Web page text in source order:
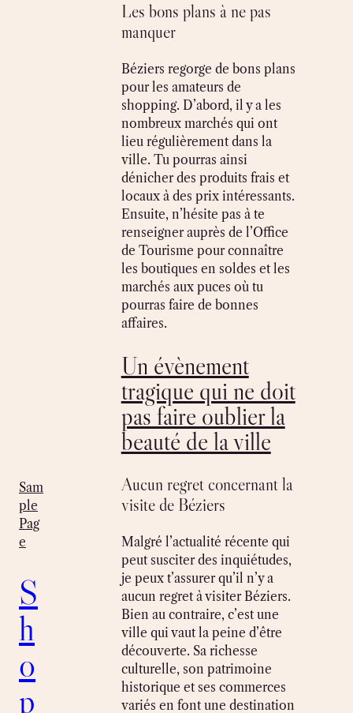
Sam
ple
Pag
e
S
h
o
p
Les bons plans à ne pas
manquer
Béziers regorge de bons plans
pour les amateurs de
shopping. D’abord, il y a les
nombreux marchés qui ont
lieu régulièrement dans la
ville. Tu pourras ainsi
dénicher des produits frais et
locaux à des prix intéressants.
Ensuite, n’hésite pas à te
renseigner auprès de l’Office
de Tourisme pour connaître
les boutiques en soldes et les
marchés aux puces où tu
pourras faire de bonnes
affaires.
Un évènement
tragique qui ne doit
pas faire oublier la
beauté de la ville
Aucun regret concernant la
visite de Béziers
Malgré l’actualité récente qui
peut susciter des inquiétudes,
je peux t’assurer qu’il n’y a
aucun regret à visiter Béziers.
Bien au contraire, c’est une
ville qui vaut la peine d’être
découverte. Sa richesse
culturelle, son patrimoine
historique et ses commerces
variés en font une destination